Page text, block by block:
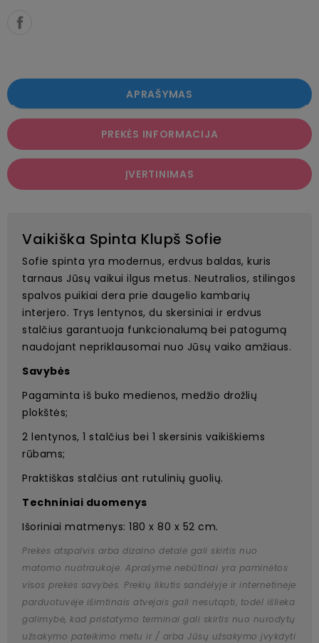
APRAŠYMAS
PREKĖS INFORMACIJA
ĮVERTINIMAS
Vaikiška Spinta Klupš Sofie
Sofie spinta yra modernus, erdvus baldas, kuris
tarnaus Jūsų vaikui ilgus metus. Neutralios, stilingos
spalvos puikiai dera prie daugelio kambarių
interjero. Trys lentynos, du skersiniai ir erdvus
stalčius garantuoja funkcionalumą bei patogumą
naudojant nepriklausomai nuo Jūsų vaiko amžiaus.
Savybės
Pagaminta iš buko medienos, medžio drožlių
plokštės;
2 lentynos, 1 stalčius bei 1 skersinis vaikiškiems
rūbams;
Praktiškas stalčius ant rutulinių guolių.
Techniniai duomenys
Išoriniai matmenys: 180 x 80 x 52 cm.
Prekės atspalvis arba dizaino detalė gali skirtis nuo
matomo nuotraukoje. Aprašyme nebūtinai yra paminėtos
visos prekės savybės. Prekių likutis sandėlyje ir internetinėje
parduotuvėje išimtinais atvejais gali nesutapti, todėl išlieka
galimybė, kad pristatymo terminai gali skirtis nuo nurodytų
užsakymo pateikimo metu ir / arba Jūsų užsakymo įvykdyti